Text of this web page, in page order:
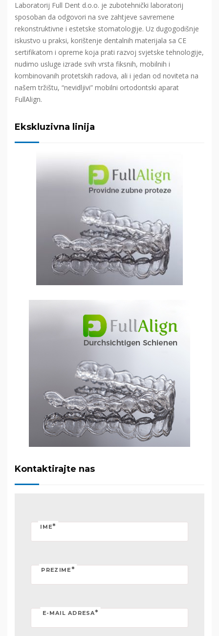
Laboratorij Full Dent d.o.o. je zubotehnički laboratorij
sposoban da odgovori na sve zahtjeve savremene
rekonstruktivne i estetske stomatologije. Uz dugogodišnje
iskustvo u praksi, korištenje dentalnih materijala sa CE
sertifikatom i opreme koja prati razvoj svjetske tehnologije,
nudimo usluge izrade svih vrsta fiksnih, mobilnih i
kombinovanih protetskih radova, ali i jedan od noviteta na
našem tržištu, “nevidljivi” mobilni ortodontski aparat
FullAlign.
Ekskluzivna linija
Kontaktirajte nas
IME*
PREZIME *
E-MAIL ADRESA*